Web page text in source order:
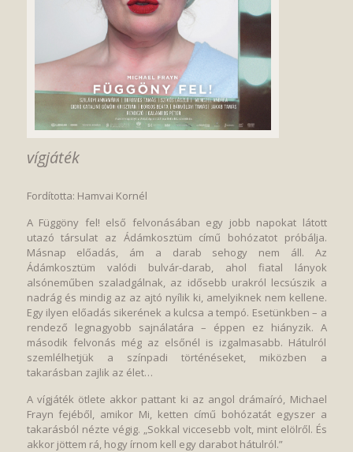
vígjáték
Fordította: Hamvai Kornél
A Függöny fel! első felvonásában egy jobb napokat látott
utazó társulat az Ádámkosztüm című bohózatot próbálja.
Másnap előadás, ám a darab sehogy nem áll. Az
Ádámkosztüm valódi bulvár-darab, ahol fiatal lányok
alsóneműben szaladgálnak, az idősebb urakról lecsúszik a
nadrág és mindig az az ajtó nyílik ki, amelyiknek nem kellene.
Egy ilyen előadás sikerének a kulcsa a tempó. Esetünkben – a
rendező legnagyobb sajnálatára – éppen ez hiányzik. A
második felvonás még az elsőnél is izgalmasabb. Hátulról
szemlélhetjük a színpadi történéseket, miközben a
takarásban zajlik az élet…
A vígjáték ötlete akkor pattant ki az angol drámaíró, Michael
Frayn fejéből, amikor Mi, ketten című bohózatát egyszer a
takarásból nézte végig. „Sokkal viccesebb volt, mint elölről. És
akkor jöttem rá, hogy írnom kell egy darabot hátulról.”